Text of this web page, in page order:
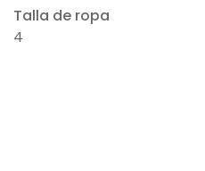
Talla de ropa
4